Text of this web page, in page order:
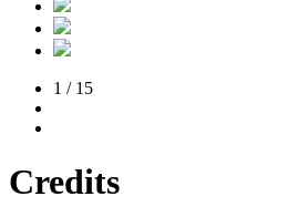
1 / 15
Credits